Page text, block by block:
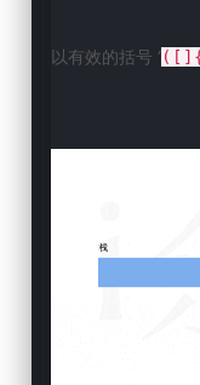
以有效的括号 ‘